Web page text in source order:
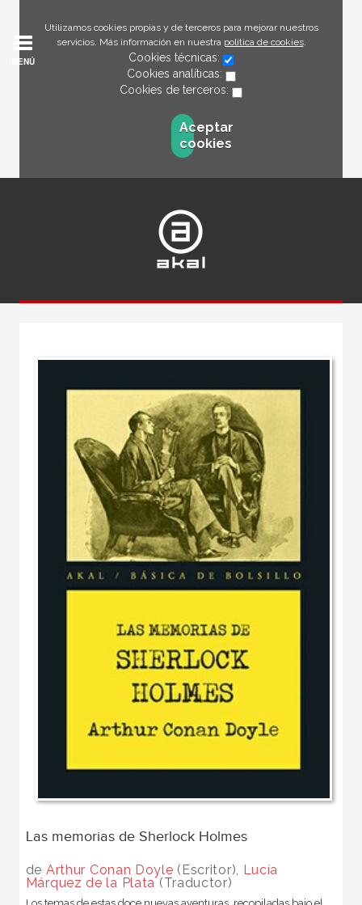
Utilizamos cookies propias y de terceros para mejorar nuestros
servicios. Más información en nuestra política de cookies.
Cookies técnicas:
Cookies analíticas:
Cookies de terceros:
Aceptar
cookies
MENÚ
Las memorias de Sherlock Holmes
de Arthur Conan Doyle (Escritor), Lucía
Márquez de la Plata(Traductor)